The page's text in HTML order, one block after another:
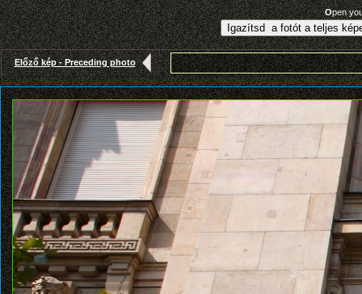
Open
Előző kép - Preceding photo